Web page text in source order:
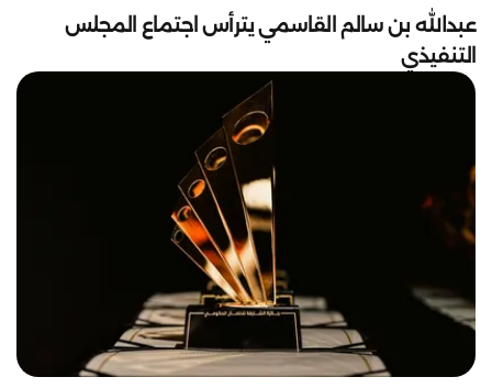
عبدالله بن سالم القاسمي يترأس اجتماع المجلس
التنفيذي